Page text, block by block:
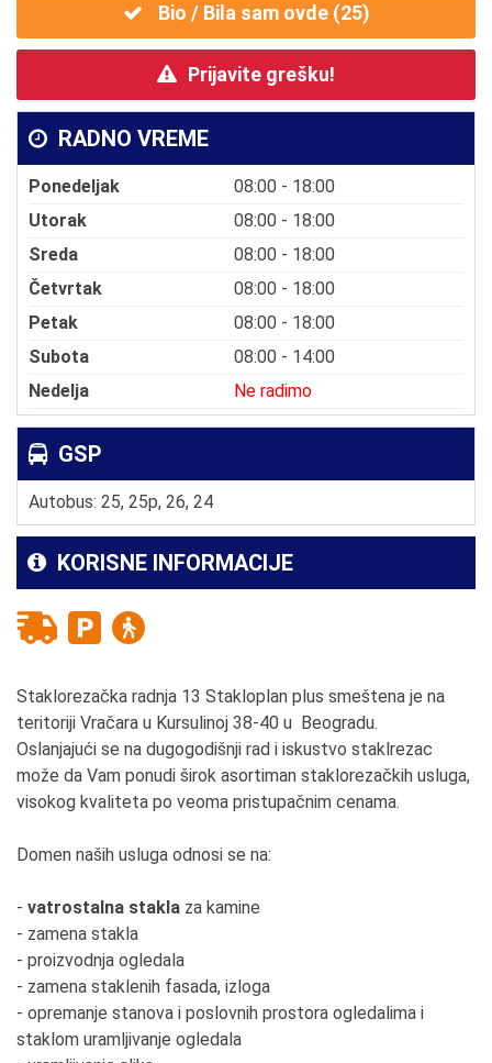
Bio / Bila sam ovde (25)
Prijavite grešku!
RADNO VREME
Ponedeljak
08:00 - 18:00
Utorak
08:00 - 18:00
Sreda
08:00 - 18:00
Četvrtak
08:00 - 18:00
Petak
08:00 - 18:00
Subota
08:00 - 14:00
Nedelja
Ne radimo
GSP
Autobus: 25, 25p, 26, 24
KORISNE INFORMACIJE
Staklorezačka radnja 13 Stakloplan plus smeštena je na
teritoriji Vračara u Kursulinoj 38-40 u Beogradu.
Oslanjajući se na dugogodišnji rad i iskustvo staklrezac
može da Vam ponudi širok asortiman staklorezačkih usluga,
visokog kvaliteta po veoma pristupačnim cenama.
Domen naših usluga odnosi se na:
- vatrostalna stakla za kamine
- zamena stakla
- proizvodnja ogledala
- zamena staklenih fasada, izloga
- opremanje stanova i poslovnih prostora ogledalima i
staklom uramljivanje ogledala